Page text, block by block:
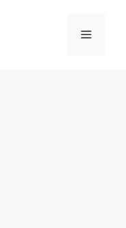
Menu